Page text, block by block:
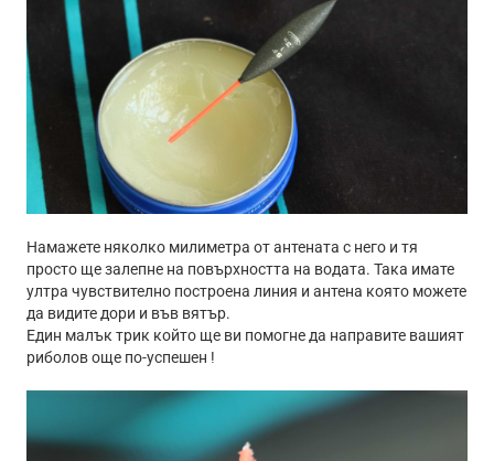
Намажете няколко милиметра от антената с него и тя
просто ще залепне на повърхността на водата. Така имате
ултра чувствително построена линия и антена която можете
да видите дори и във вятър.
Един малък трик който ще ви помогне да направите вашият
риболов още по-успешен !